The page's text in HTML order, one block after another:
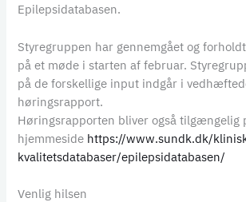
Epilepsidatabasen.
Styregruppen har gennemgået og
på et møde i starten af februar.
på de forskellige input indgår i
høringsrapport.
Høringsrapporten bliver også tilgængelig
hjemmeside https://www.sundk.dk/
kvalitetsdatabaser/epilepsidatabasen/
Venlig hilsen